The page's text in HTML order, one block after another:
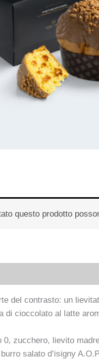
questo prodotto
del contrasto: un
di cioccolato al latte
0, zucchero, lievito
salato d’isigny